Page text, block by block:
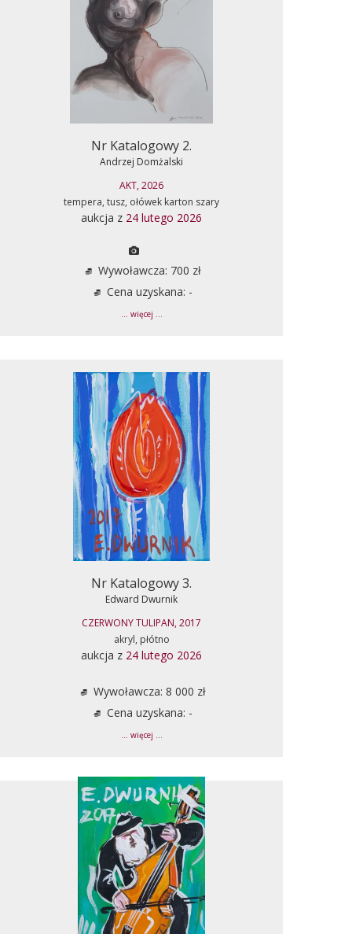
Nr Katalogowy 2.
Andrzej Domżalski
AKT, 2026
tempera, tusz, ołówek karton szary
aukcja z 24 lutego 2026
Wywoławcza: 700 zł
Cena uzyskana: -
... więcej ...
Nr Katalogowy 3.
Edward Dwurnik
CZERWONY TULIPAN, 2017
akryl, płótno
aukcja z 24 lutego 2026
Wywoławcza: 8 000 zł
Cena uzyskana: -
... więcej ...